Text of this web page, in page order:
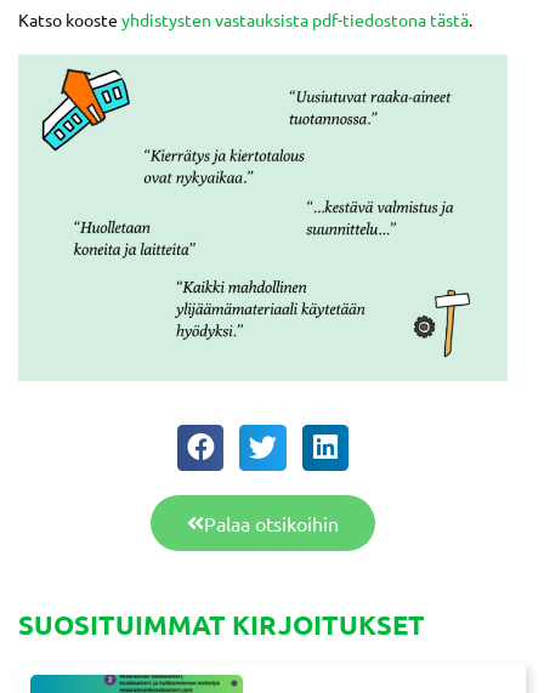
Katso kooste yhdistysten vastauksista pdf-tiedostona tästä.
Palaa otsikoihin
SUOSITUIMMAT KIRJOITUKSET